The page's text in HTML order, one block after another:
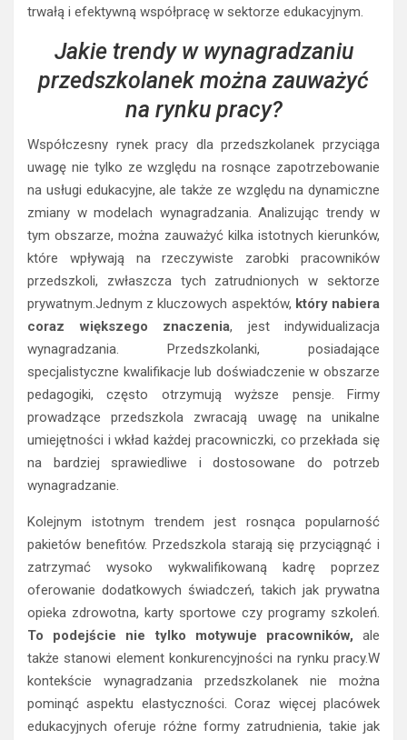
trwałą i efektywną współpracę w sektorze edukacyjnym.
Jakie trendy w wynagradzaniu
przedszkolanek można zauważyć
na rynku pracy?
Współczesny rynek pracy dla przedszkolanek przyciąga
uwagę nie tylko ze względu na rosnące zapotrzebowanie
na usługi edukacyjne, ale także ze względu na dynamiczne
zmiany w modelach wynagradzania. Analizując trendy w
tym obszarze, można zauważyć kilka istotnych kierunków,
które wpływają na rzeczywiste zarobki pracowników
przedszkoli, zwłaszcza tych zatrudnionych w sektorze
prywatnym.Jednym z kluczowych aspektów, który nabiera
coraz większego znaczenia, jest indywidualizacja
wynagradzania. Przedszkolanki, posiadające
specjalistyczne kwalifikacje lub doświadczenie w obszarze
pedagogiki, często otrzymują wyższe pensje. Firmy
prowadzące przedszkola zwracają uwagę na unikalne
umiejętności i wkład każdej pracowniczki, co przekłada się
na bardziej sprawiedliwe i dostosowane do potrzeb
wynagradzanie.
Kolejnym istotnym trendem jest rosnąca popularność
pakietów benefitów. Przedszkola starają się przyciągnąć i
zatrzymać wysoko wykwalifikowaną kadrę poprzez
oferowanie dodatkowych świadczeń, takich jak prywatna
opieka zdrowotna, karty sportowe czy programy szkoleń.
To podejście nie tylko motywuje pracowników, ale
także stanowi element konkurencyjności na rynku pracy.W
kontekście wynagradzania przedszkolanek nie można
pominąć aspektu elastyczności. Coraz więcej placówek
edukacyjnych oferuje różne formy zatrudnienia, takie jak